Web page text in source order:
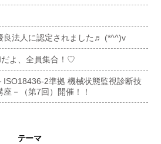
法人に認定されました♬ (*^^)v
よ、全員集合！♡
ISO18436-2準拠 機械状態監視診断技
－（第7回）開催！！
テーマ